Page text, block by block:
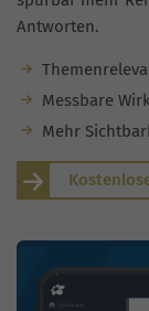
Antworten.
Messbare
Mehr